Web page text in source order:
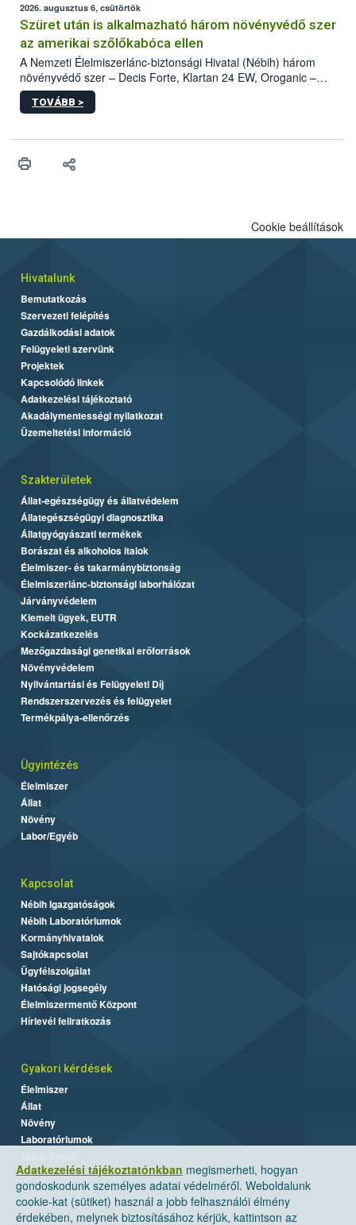
az intenzív felderítést, emellett az intézkedéseket a szlovák
hatósággal is összehangolják a terjedés megállítása érdekében.
2026. augusztus 6, csütörtök
Szüret után is alkalmazható három növényvédő szer
az amerikai szőlőkabóca ellen
A Nemzeti Élelmiszerlánc-biztonsági Hivatal (Nébih) három
növényvédő szer – Decis Forte, Klartan 24 EW, Oroganic –
engedélyokiratát módosította, így azok a szüretet követően,
egészen a vesszőérettség (BBCH 91) stádiumáig
érésű szőlőkben is legyen lehetőség a károsító elleni további
felhasználók számára is elérhető és ökológiai termesztésben is
TOVÁBB >
Adatkezelési tájékoztatónkban megismerheti, hogyan
gondoskodunk személyes adatai védelméről. Weboldalunk
cookie-kat (sütiket) használ a jobb felhasználói élmény
érdekében, melynek biztosításához kérjük, kattintson az
Cookie beállítások
Hivatalunk
Bemutatkozás
Szervezeti felépítés
Gazdálkodási adatok
Felügyeleti szervünk
Projektek
Kapcsolódó linkek
Adatkezelési tájékoztató
Akadálymentességi nyilatkozat
Üzemeltetési információ
Szakterületek
Állat-egészségügy és állatvédelem
Állategészségügyi diagnosztika
Állatgyógyászati termékek
Borászat és alkoholos italok
Élelmiszer- és takarmánybiztonság
Élelmiszerlánc-biztonsági laborhálózat
Járványvédelem
Kiemelt ügyek, EUTR
Kockázatkezelés
Mezőgazdasági genetikai erőforrások
Növényvédelem
Nyilvántartási és Felügyeleti Díj
Rendszerszervezés és felügyelet
Termékpálya-ellenőrzés
Ügyintézés
Élelmiszer
Állat
Növény
Labor/Egyéb
Kapcsolat
Nébih Igazgatóságok
Nébih Laboratóriumok
Kormányhivatalok
Sajtókapcsolat
Ügyfélszolgálat
Hatósági jogsegély
Élelmiszermentő Központ
Hírlevél feliratkozás
Gyakori kérdések
Élelmiszer
Állat
Növény
Laboratóriumok